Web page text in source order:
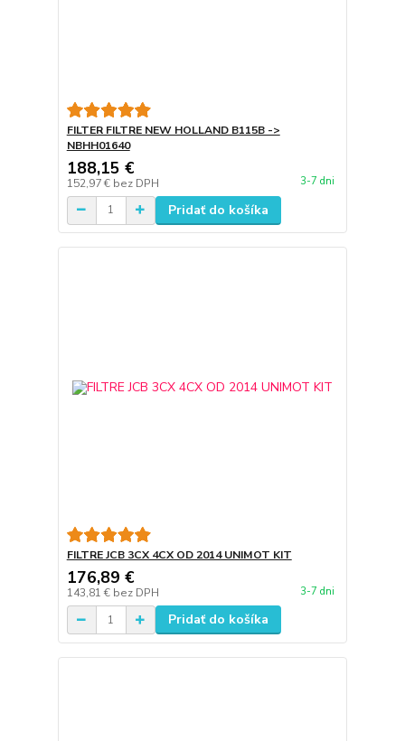
FILTER FILTRE NEW HOLLAND B115B ->
NBHH01640
188,15 €
152,97 € bez DPH 3-7 dni
Pridať do košíka
FILTRE JCB 3CX 4CX OD 2014 UNIMOT KIT
176,89 €
143,81 € bez DPH 3-7 dni
Pridať do košíka